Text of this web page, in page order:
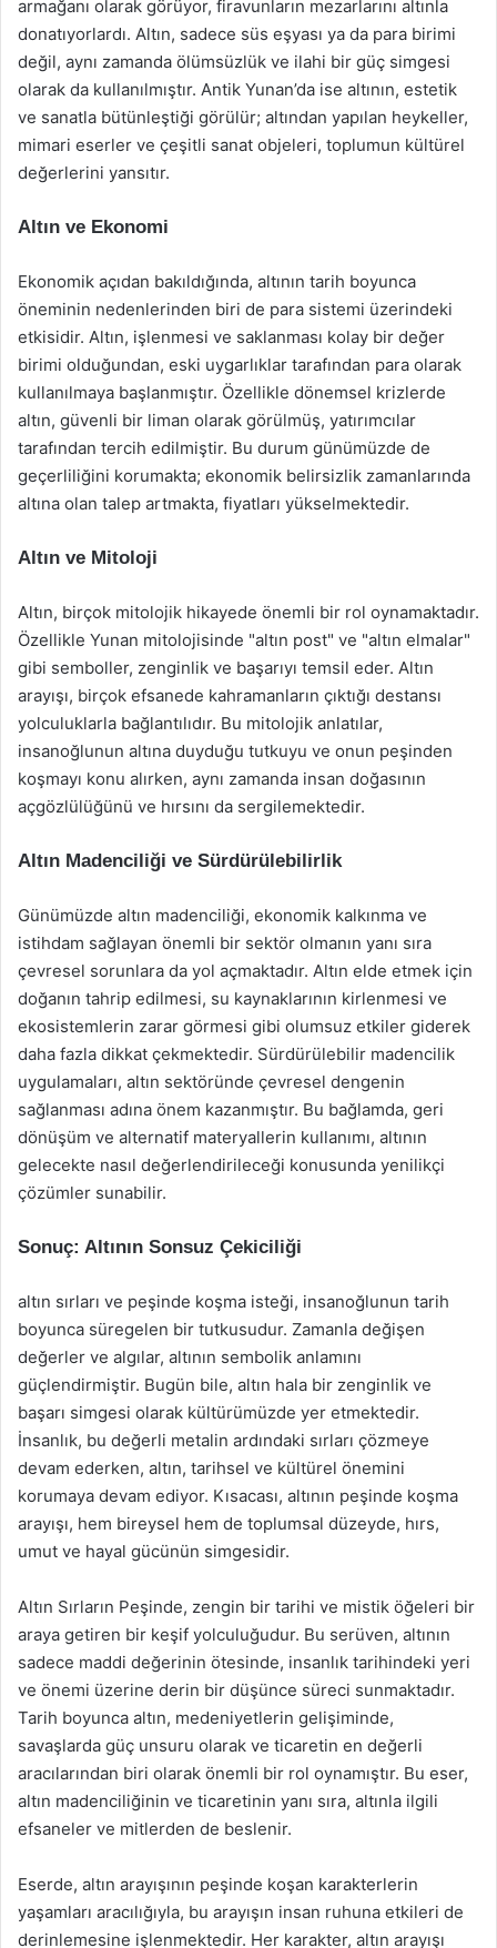
armağanı olarak görüyor, firavunların mezarlarını altınla
donatıyorlardı. Altın, sadece süs eşyası ya da para birimi
değil, aynı zamanda ölümsüzlük ve ilahi bir güç simgesi
olarak da kullanılmıştır. Antik Yunan’da ise altının, estetik
ve sanatla bütünleştiği görülür; altından yapılan heykeller,
mimari eserler ve çeşitli sanat objeleri, toplumun kültürel
değerlerini yansıtır.
Altın ve Ekonomi
Ekonomik açıdan bakıldığında, altının tarih boyunca
öneminin nedenlerinden biri de para sistemi üzerindeki
etkisidir. Altın, işlenmesi ve saklanması kolay bir değer
birimi olduğundan, eski uygarlıklar tarafından para olarak
kullanılmaya başlanmıştır. Özellikle dönemsel krizlerde
altın, güvenli bir liman olarak görülmüş, yatırımcılar
tarafından tercih edilmiştir. Bu durum günümüzde de
geçerliliğini korumakta; ekonomik belirsizlik zamanlarında
altına olan talep artmakta, fiyatları yükselmektedir.
Altın ve Mitoloji
Altın, birçok mitolojik hikayede önemli bir rol oynamaktadır.
Özellikle Yunan mitolojisinde "altın post" ve "altın elmalar"
gibi semboller, zenginlik ve başarıyı temsil eder. Altın
arayışı, birçok efsanede kahramanların çıktığı destansı
yolculuklarla bağlantılıdır. Bu mitolojik anlatılar,
insanoğlunun altına duyduğu tutkuyu ve onun peşinden
koşmayı konu alırken, aynı zamanda insan doğasının
açgözlülüğünü ve hırsını da sergilemektedir.
Altın Madenciliği ve Sürdürülebilirlik
Günümüzde altın madenciliği, ekonomik kalkınma ve
istihdam sağlayan önemli bir sektör olmanın yanı sıra
çevresel sorunlara da yol açmaktadır. Altın elde etmek için
doğanın tahrip edilmesi, su kaynaklarının kirlenmesi ve
ekosistemlerin zarar görmesi gibi olumsuz etkiler giderek
daha fazla dikkat çekmektedir. Sürdürülebilir madencilik
uygulamaları, altın sektöründe çevresel dengenin
sağlanması adına önem kazanmıştır. Bu bağlamda, geri
dönüşüm ve alternatif materyallerin kullanımı, altının
gelecekte nasıl değerlendirileceği konusunda yenilikçi
çözümler sunabilir.
Sonuç: Altının Sonsuz Çekiciliği
altın sırları ve peşinde koşma isteği, insanoğlunun tarih
boyunca süregelen bir tutkusudur. Zamanla değişen
değerler ve algılar, altının sembolik anlamını
güçlendirmiştir. Bugün bile, altın hala bir zenginlik ve
başarı simgesi olarak kültürümüzde yer etmektedir.
İnsanlık, bu değerli metalin ardındaki sırları çözmeye
devam ederken, altın, tarihsel ve kültürel önemini
korumaya devam ediyor. Kısacası, altının peşinde koşma
arayışı, hem bireysel hem de toplumsal düzeyde, hırs,
umut ve hayal gücünün simgesidir.
Altın Sırların Peşinde, zengin bir tarihi ve mistik öğeleri bir
araya getiren bir keşif yolculuğudur. Bu serüven, altının
sadece maddi değerinin ötesinde, insanlık tarihindeki yeri
ve önemi üzerine derin bir düşünce süreci sunmaktadır.
Tarih boyunca altın, medeniyetlerin gelişiminde,
savaşlarda güç unsuru olarak ve ticaretin en değerli
aracılarından biri olarak önemli bir rol oynamıştır. Bu eser,
altın madenciliğinin ve ticaretinin yanı sıra, altınla ilgili
efsaneler ve mitlerden de beslenir.
Eserde, altın arayışının peşinde koşan karakterlerin
yaşamları aracılığıyla, bu arayışın insan ruhuna etkileri de
derinlemesine işlenmektedir. Her karakter, altın arayışı